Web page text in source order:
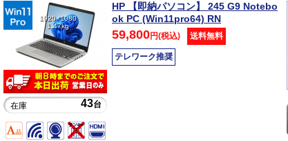
1920×1080
1.47kg
在庫 43台
HP 【即納パソコン】 245 G9 Notebo
ok PC (Win11pro64) RN
59,800円(税込) 送料無料
テレワーク推奨